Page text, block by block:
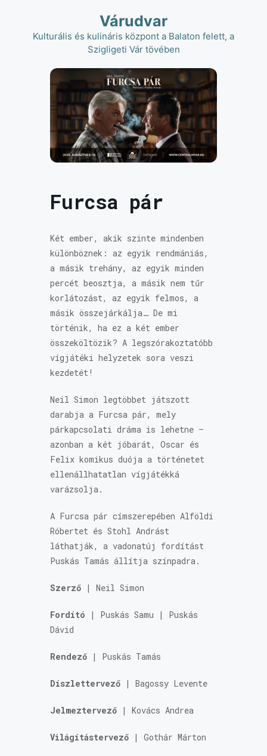
tartalomba
Várudvar
Kulturális és kulináris központ a Balaton felett, a
Szigligeti Vár tövében
Furcsa pár
Két ember, akik szinte mindenben
különböznek: az egyik rendmániás,
a másik trehány, az egyik minden
percét beosztja, a másik nem tűr
korlátozást, az egyik felmos, a
másik összejárkálja… De mi
történik, ha ez a két ember
összeköltözik? A legszórakoztatóbb
vígjátéki helyzetek sora veszi
kezdetét!
Neil Simon legtöbbet játszott
darabja a Furcsa pár, mely
párkapcsolati dráma is lehetne –
azonban a két jóbarát, Oscar és
Felix komikus duója a történetet
ellenállhatatlan vígjátékká
varázsolja.
A Furcsa pár címszerepében Alföldi
Róbertet és Stohl Andrást
láthatják, a vadonatúj fordítást
Puskás Tamás állítja színpadra.
Szerző | Neil Simon
Fordító | Puskás Samu | Puskás
Dávid
Rendező | Puskás Tamás
Díszlettervező | Bagossy Levente
Jelmeztervező | Kovács Andrea
Világítástervező | Gothár Márton